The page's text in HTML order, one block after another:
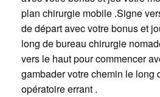
plan chirurgie mobile .Signe
de départ avec votre bonus et
long de bureau chirurgie
vers le haut pour commencer
gambader votre chemin le long
opératoire errant .